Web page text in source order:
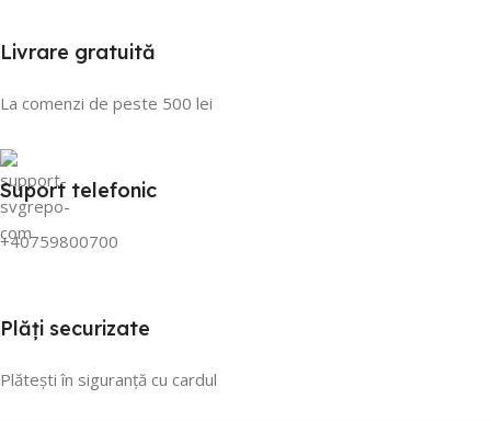
Livrare gratuită
La comenzi de peste 500 lei
Suport telefonic
+40759800700
Plăți securizate
Plătești în siguranță cu cardul